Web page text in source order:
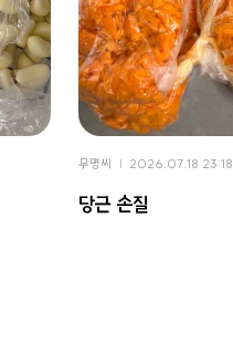
무명씨 2026.07.18 23:18
당근 손질